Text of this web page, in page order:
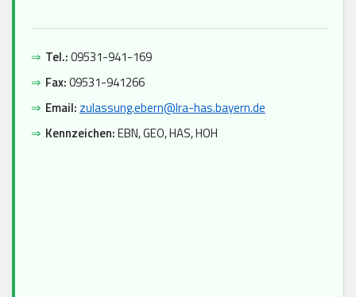
⇒ Tel.:09531-941-169
⇒ Fax:09531-941266
⇒ Email: zulassung.ebern@lra-has.bayern.de
⇒ Kennzeichen:EBN, GEO, HAS, HOH